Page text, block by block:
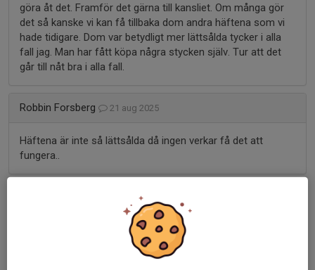
göra åt det. Framför det gärna till kansliet. Om många gör
det så kanske vi kan få tillbaka dom andra häftena som vi
hade tidigare. Dom var betydligt mer lättsålda tycker i alla
fall jag. Man har fått köpa några stycken själv. Tur att det
går till nåt bra i alla fall.
Robbin Forsberg 21 aug 2025
Häftena är inte så lättsålda då ingen verkar få det att
fungera..
21 aug 2025
Jo det har jag koll på men dom är inte betalade